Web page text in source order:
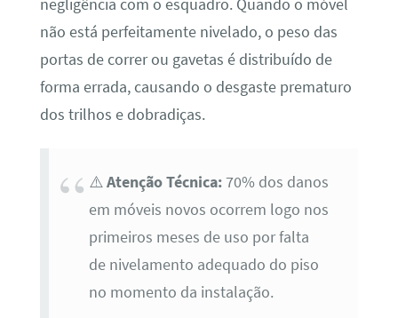
negligência com o esquadro. Quando o móvel
não está perfeitamente nivelado, o peso das
portas de correr ou gavetas é distribuído de
forma errada, causando o desgaste prematuro
dos trilhos e dobradiças.
⚠️Atenção Técnica:70% dos danos
em móveis novos ocorrem logo nos
primeiros meses de uso por falta
de nivelamento adequado do piso
no momento da instalação.